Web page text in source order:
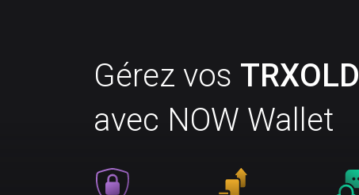
Gérez vos TRXOLD
avec NOW Wallet